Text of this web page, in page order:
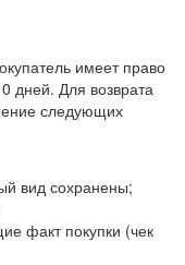
имеет право
дней. Для возврата
следующих
вид сохранены;
факт покупки (чек